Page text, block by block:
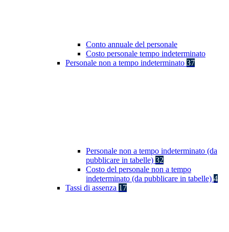
Conto annuale del personale
Costo personale tempo indeterminato
Personale non a tempo indeterminato 37
Personale non a tempo indeterminato (da
pubblicare in tabelle) 32
Costo del personale non a tempo
indeterminato (da pubblicare in tabelle) 4
Tassi di assenza 17